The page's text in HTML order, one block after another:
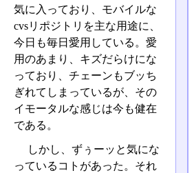
気に入っており、モバイルな
cvsリポジトリを主な用途に、
今日も毎日愛用している。愛
用のあまり、キズだらけにな
っており、チェーンもブッち
ぎれてしまっているが、その
イモータルな感じは今も健在
である。
しかし、ずぅーッと気にな
っているコトがあった。それ